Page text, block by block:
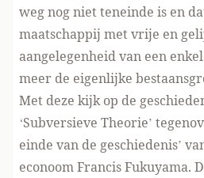
weg nog niet teneinde is en
maatschappij met vrije en
aangelegenheid van een
meer de eigenlijke
Met deze kijk op de
‘Subversieve Theorie’
einde van de geschiedenis’
econoom Francis Fukuyama.